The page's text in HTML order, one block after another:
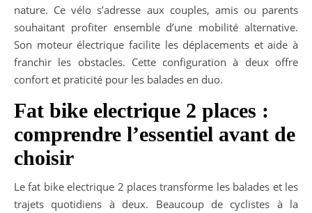
nature. Ce vélo s’adresse aux couples, amis ou parents
souhaitant profiter ensemble d’une mobilité alternative.
Son moteur électrique facilite les déplacements et aide à
franchir les obstacles. Cette configuration à deux offre
confort et praticité pour les balades en duo.
Fat bike electrique 2 places :
comprendre l’essentiel avant de
choisir
Le fat bike electrique 2 places transforme les balades et les
trajets quotidiens à deux. Beaucoup de cyclistes à la